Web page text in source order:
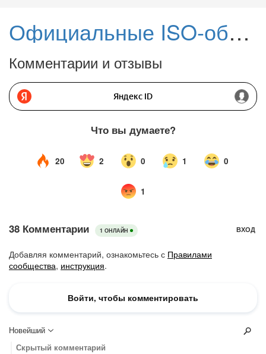
Официальные ISO-образы Windows 11 Корпоративная LTSC 2024 – доступны на русском и английском языках
Комментарии и отзывы